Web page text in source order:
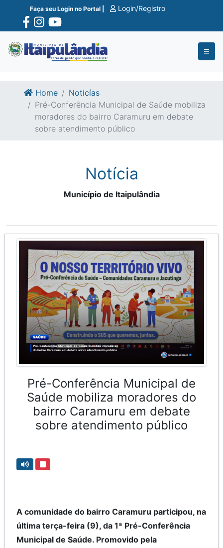
Ir para o conte�do
Ir para o fim do conte�do
Faça seu Login no Portal | Login/Registro
Home
Noticías
Pré-Conferência Municipal de Saúde mobiliza
moradores do bairro Caramuru em debate
sobre atendimento público
Notícia
Município de Itaipulândia
Pré-Conferência Municipal de
Saúde mobiliza moradores do
bairro Caramuru em debate
sobre atendimento público
A comunidade do bairro Caramuru participou, na
última terça-feira (9), da 1ª Pré-Conferência
Municipal de Saúde. Promovido pela